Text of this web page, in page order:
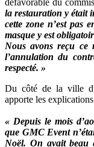
défavorable du
la restauration y était
cette zone n’est pas
masque y est
Nous avons reçu ce
l’annulation du
respecté. »
Du côté de la ville
apporte les
« Depuis le mois
que GMC Event
Noël. On avait beau